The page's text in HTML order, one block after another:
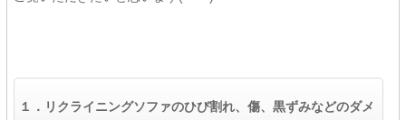
１．リクライニングソファのひび割れ、傷、黒ずみなどのダメ